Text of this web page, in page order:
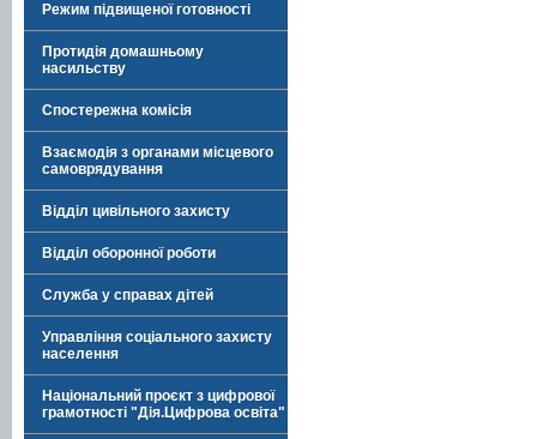
Режим підвищеної готовності
Протидія домашньому
насильству
Спостережна комісія
Взаємодія з органами місцевого
самоврядування
Відділ цивільного захисту
Відділ оборонної роботи
Служба у справах дітей
Управління соціального захисту
населення
Національний проєкт з цифрової
грамотності "Дія.Цифрова освіта"